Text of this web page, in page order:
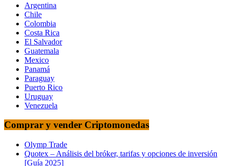
Argentina
Chile
Colombia
Costa Rica
El Salvador
Guatemala
Mexico
Panamá
Paraguay
Puerto Rico
Uruguay
Venezuela
Comprar y vender Criptomonedas
Olymp Trade
Quotex – Análisis del bróker, tarifas y opciones de inversión
[Guía 2025]